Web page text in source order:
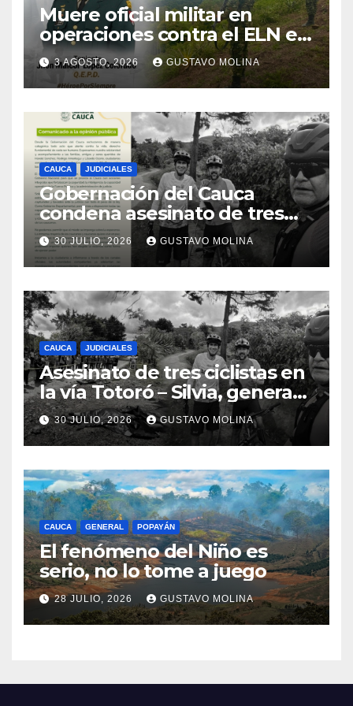
Muere oficial militar en
operaciones contra el ELN en
el sur del Cauca
3 AGOSTO, 2026 GUSTAVO MOLINA
CAUCA JUDICIALES
Gobernación del Cauca
condena asesinato de tres
ciudadanos y exige medidas
urgentes al Gobierno
Nacional
30 JULIO, 2026 GUSTAVO MOLINA
CAUCA JUDICIALES
Asesinato de tres ciclistas en
la vía Totoró – Silvia, genera
consternación en el Cauca
30 JULIO, 2026 GUSTAVO MOLINA
CAUCA GENERAL POPAYÁN
El fenómeno del Niño es
serio, no lo tome a juego
28 JULIO, 2026 GUSTAVO MOLINA